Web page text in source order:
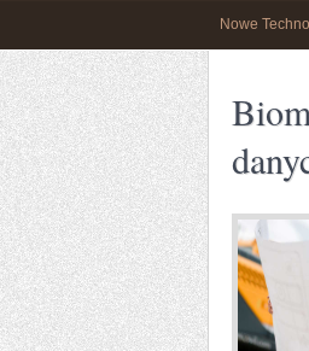
Nowe